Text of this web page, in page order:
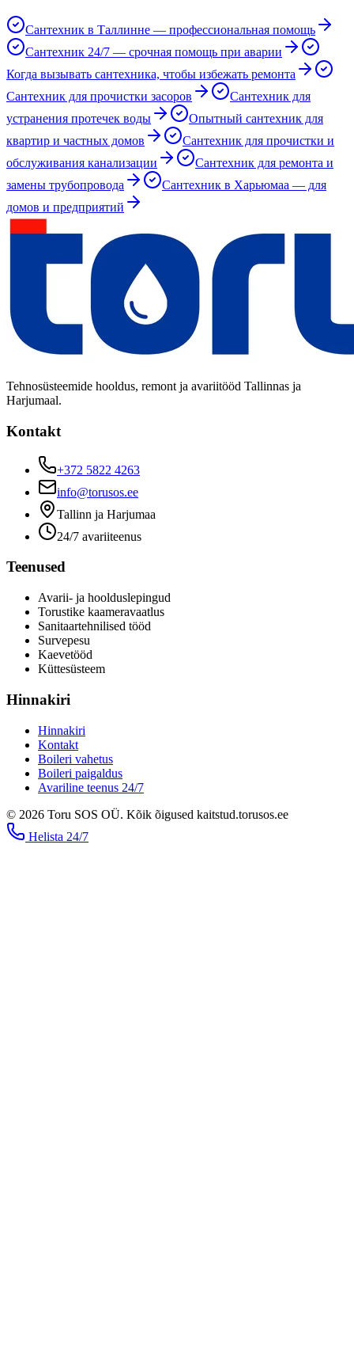
Сантехник в Таллинне — профессиональная помощь
Сантехник 24/7 — срочная помощь при аварии
Когда вызывать сантехника, чтобы избежать ремонта
Сантехник для прочистки засоров
Сантехник для
устранения протечек воды
Опытный сантехник для
квартир и частных домов
Сантехник для прочистки и
обслуживания канализации
Сантехник для ремонта и
замены трубопровода
Сантехник в Харьюмаа — для
домов и предприятий
Tehnosüsteemide hooldus, remont ja avariitööd Tallinnas ja
Harjumaal.
Kontakt
+372 5822 4263
info@torusos.ee
Tallinn ja Harjumaa
24/7 avariiteenus
Teenused
Avarii- ja hoolduslepingud
Torustike kaameravaatlus
Sanitaartehnilised tööd
Survepesu
Kaevetööd
​Küttesüsteem
Hinnakiri
Hinnakiri
Kontakt
Boileri vahetus
Boileri paigaldus
Avariline teenus 24/7
© 2026 Toru SOS OÜ. Kõik õigused kaitstud.torusos.ee
Helista 24/7